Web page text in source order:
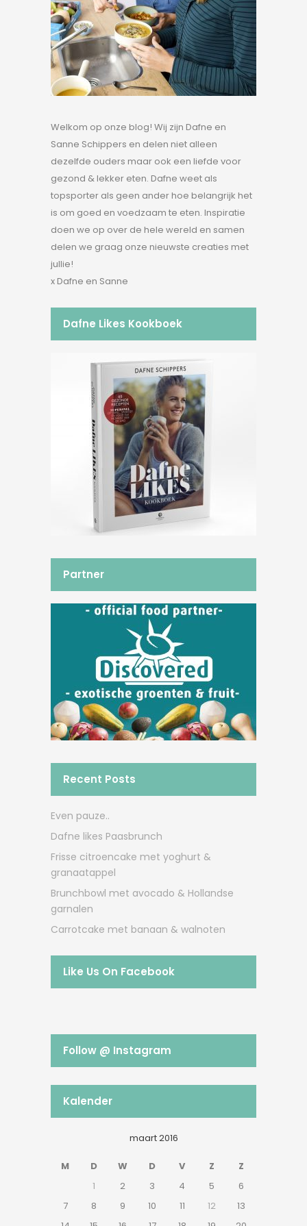
Welkom op onze blog! Wij zijn Dafne en
Sanne Schippers en delen niet alleen
dezelfde ouders maar ook een liefde voor
gezond & lekker eten. Dafne weet als
topsporter als geen ander hoe belangrijk het
is om goed en voedzaam te eten. Inspiratie
doen we op over de hele wereld en samen
delen we graag onze nieuwste creaties met
jullie!
x Dafne en Sanne
Dafne Likes Kookboek
Partner
Recent Posts
Even pauze..
Dafne likes Paasbrunch
Frisse citroencake met yoghurt &
granaatappel
Brunchbowl met avocado & Hollandse
garnalen
Carrotcake met banaan & walnoten
Like Us On Facebook
Follow @ Instagram
Kalender
maart 2016
M D W D V Z
Z
1
2 3 4 5
6
7
8 9 10 11 12
13